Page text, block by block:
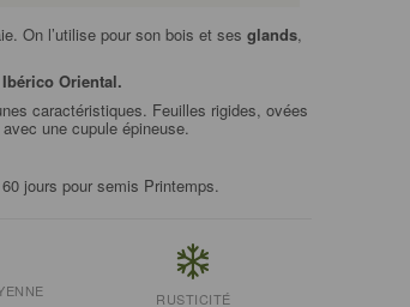
On l’utilise pour son bois et ses glands,
Oriental.
caractéristiques. Feuilles rigides, ovées
une cupule épineuse.
jours pour semis Printemps.
RUSTICITÉ